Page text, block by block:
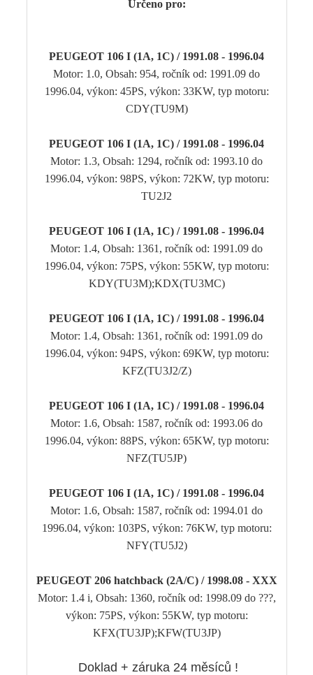
Určeno pro:
PEUGEOT 106 I (1A, 1C) / 1991.08 - 1996.04
Motor: 1.0, Obsah: 954, ročník od: 1991.09 do
1996.04, výkon: 45PS, výkon: 33KW, typ motoru:
CDY(TU9M)
PEUGEOT 106 I (1A, 1C) / 1991.08 - 1996.04
Motor: 1.3, Obsah: 1294, ročník od: 1993.10 do
1996.04, výkon: 98PS, výkon: 72KW, typ motoru:
TU2J2
PEUGEOT 106 I (1A, 1C) / 1991.08 - 1996.04
Motor: 1.4, Obsah: 1361, ročník od: 1991.09 do
1996.04, výkon: 75PS, výkon: 55KW, typ motoru:
KDY(TU3M);KDX(TU3MC)
PEUGEOT 106 I (1A, 1C) / 1991.08 - 1996.04
Motor: 1.4, Obsah: 1361, ročník od: 1991.09 do
1996.04, výkon: 94PS, výkon: 69KW, typ motoru:
KFZ(TU3J2/Z)
PEUGEOT 106 I (1A, 1C) / 1991.08 - 1996.04
Motor: 1.6, Obsah: 1587, ročník od: 1993.06 do
1996.04, výkon: 88PS, výkon: 65KW, typ motoru:
NFZ(TU5JP)
PEUGEOT 106 I (1A, 1C) / 1991.08 - 1996.04
Motor: 1.6, Obsah: 1587, ročník od: 1994.01 do
1996.04, výkon: 103PS, výkon: 76KW, typ motoru:
NFY(TU5J2)
PEUGEOT 206 hatchback (2A/C) / 1998.08 - XXX
Motor: 1.4 i, Obsah: 1360, ročník od: 1998.09 do ???,
výkon: 75PS, výkon: 55KW, typ motoru:
KFX(TU3JP);KFW(TU3JP)
Doklad + záruka 24 měsíců !